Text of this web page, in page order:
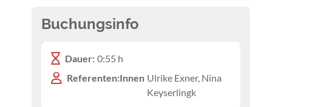
Buchungsinfo
Dauer: 0:55 h
Referenten:Innen Ulrike Exner, Nina
Keyserlingk